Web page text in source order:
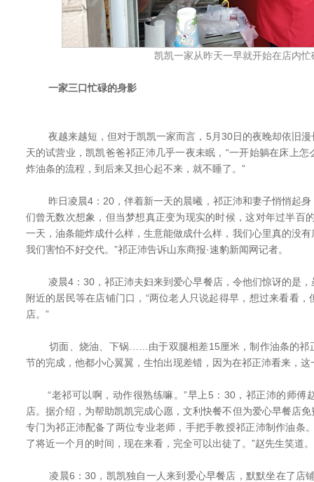
凯凯一家从昨天一早就开始在店内忙
一家三口忙碌的身影
夜越来越短，但对于凯凯一家而言，5月30日的夜晚却依旧漫
天的试营业，凯凯爸爸祁正沛几乎一夜未眠，“一开始躺在床上
炸油条的流程，到后来又担心起不来，就不睡了。”
昨日凌晨4：20，伴着新一天的晨曦，祁正沛和妻子悄悄起身
们曾无数次想象，但当梦想真正变为现实的时候，这对年过半百
一天，油条能炸成什么样，生意能做成什么样，我们心里真的没
我们害怕不好交代。”祁正沛告诉山东商报·速豹新闻网记者。
凌晨4：30，祁正沛夫妇来到爱心早餐店，令他们惊讶的是，
附近的居民等在店铺门口，“两位老人只说起得早，想过来看看
店。”
切面、烧油、下锅……由于双腿相差15厘米，制作油条的祁
节的完成，他都小心翼翼，生怕出现差错，因为在祁正沛看来，
“老祁可以啊，动作很熟练嘛。”早上5：30，祁正沛的师傅
店。据介绍，为帮助凯凯完成心愿，文利快餐不但为爱心早餐店
专门为祁正沛配备了两位专业老师，手把手教授祁正沛制作油条
了将近一个月的时间，现在来看，完全可以出徒了。”赵先生笑道。
凌晨6：30，凯凯独自一人来到爱心早餐店，默默坐在了店铺